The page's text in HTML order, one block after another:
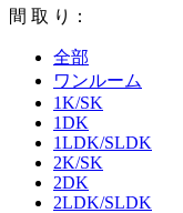
間 取 り：
全部
ワンルーム
1K/SK
1DK
1LDK/SLDK
2K/SK
2DK
2LDK/SLDK